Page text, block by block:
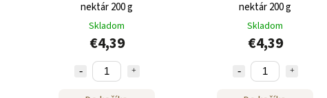
nektár 200 g
Skladom
€4,39
nektár 200 g
Skladom
€4,39